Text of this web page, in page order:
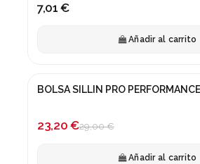
7,01 €
Añadir al carrito
¡En oferta!
BOLSA SILLIN PRO
23,20 €29,00 €
Añadir al carrito